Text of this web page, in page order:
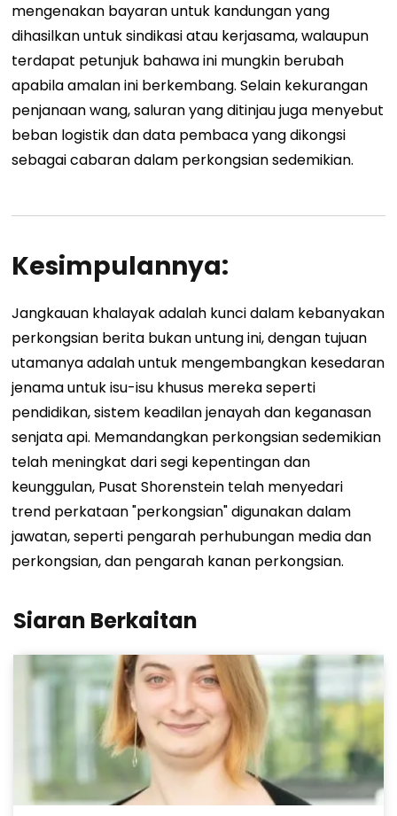
mengenakan bayaran untuk kandungan yang
dihasilkan untuk sindikasi atau kerjasama, walaupun
terdapat petunjuk bahawa ini mungkin berubah
apabila amalan ini berkembang. Selain kekurangan
penjanaan wang, saluran yang ditinjau juga menyebut
beban logistik dan data pembaca yang dikongsi
sebagai cabaran dalam perkongsian sedemikian.
Kesimpulannya:
Jangkauan khalayak adalah kunci dalam kebanyakan
perkongsian berita bukan untung ini, dengan tujuan
utamanya adalah untuk mengembangkan kesedaran
jenama untuk isu-isu khusus mereka seperti
pendidikan, sistem keadilan jenayah dan keganasan
senjata api. Memandangkan perkongsian sedemikian
telah meningkat dari segi kepentingan dan
keunggulan, Pusat Shorenstein telah menyedari
trend perkataan "perkongsian" digunakan dalam
jawatan, seperti pengarah perhubungan media dan
perkongsian, dan pengarah kanan perkongsian.
Siaran Berkaitan